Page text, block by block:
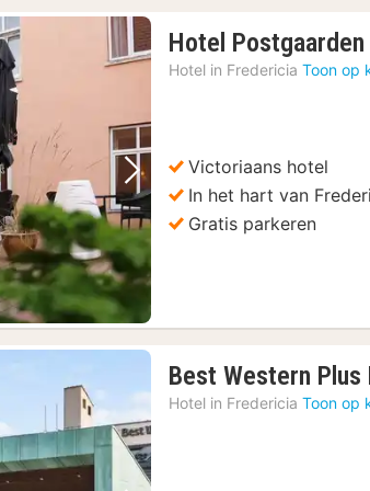
Volgende foto
Hotel Postgaarden
Hotel in Fredericia Toon op
Victoriaans hotel
In het hart van
Gratis parkeren
Best Western
Hotel in Fredericia Toon op